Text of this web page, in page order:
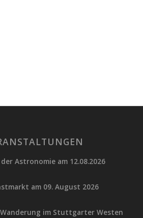
Astronomie am 12.08.2026
am 09. August 2026
im Stuttgarter Westen